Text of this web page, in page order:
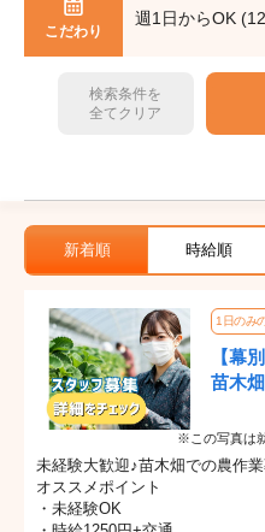
こだわり
週1日からOK
検索条件を
全てクリア
新着順 時給順
1日のみ
【幕
苗木
※この写真は
未経験大歓迎♪苗木畑での農作業
オススメポイント
・未経験OK